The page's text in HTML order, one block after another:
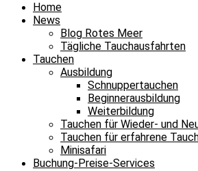
Home
News
Blog Rotes Meer
Tägliche Tauchausfahrten
Tauchen
Ausbildung
Schnuppertauchen
Beginnerausbildung
Weiterbildung
Tauchen für Wieder- und
Tauchen für erfahrene
Minisafari
Buchung-Preise-Services